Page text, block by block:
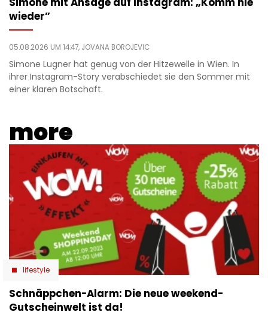
wieder”
05.08.2026 UM 14:47, JOVANA BOROJEVIC
Simone Lugner hat genug von der Hitzewelle in Wien. In
ihrer Instagram-Story verabschiedet sie den Sommer mit
einer klaren Botschaft.
more
lifestyle
Schnäppchen-Alarm: Die neue weekend-
Gutscheinwelt ist da!